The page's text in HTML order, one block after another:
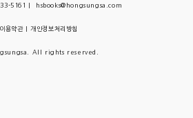
5161 | hsbooks@hongsungsa.com
이용약관|개인정보처리방침
All rights reserved.